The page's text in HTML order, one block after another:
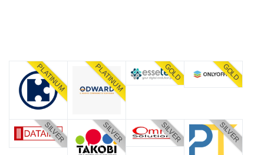
PLATINUM PLATINUM GOLD GOLD
SILVER SILVER SILVER SILVER